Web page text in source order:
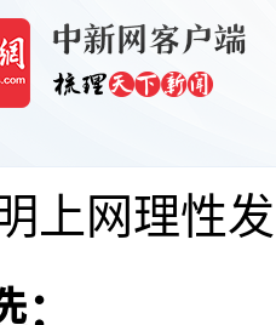
上网理性